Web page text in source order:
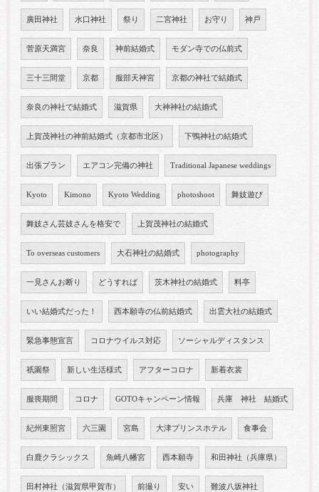
廣田神社 水口神社 祭り 二宮神社 お守り 神戸
菅原天満宮 奈良 神前結婚式 モダン寺での仏前式
三十三間堂 京都 服部天神宮 京都の神社で結婚式
奈良の神社で結婚式 滋賀県 大神神社の結婚式
上賀茂神社の神前結婚式（京都市北区） 下鴨神社の結婚式
出張プラン エアコン完備の神社 Traditional Japanese weddings
Kyoto Kimono Kyoto Wedding photoshoot 舞妓遊び
舞妓さん芸妓さんを格安で 上賀茂神社の結婚式
To overseas customers 大石神社の結婚式 photography
一見さんお断り どうすれば 茨木神社の結婚式 料亭
いい結婚式だった！ 西本願寺の仏前結婚式 出雲大社の結婚式
緊急事態宣言 コロナウイルス対応 ソーシャルディスタンス
祇園祭 新しい生活様式 アフターコロナ 新着衣裳
服喪期間 コロナ GOTOキャンペーン情報 兵庫 神社 結婚式
紀州東照宮 六三園 宮島 大津プリンスホテル 食事会
白鹿クラシックス 魚崎八幡宮 西本願寺 和田神社（兵庫県）
田村神社（滋賀県甲賀市） 前撮り 安い 難波八坂神社